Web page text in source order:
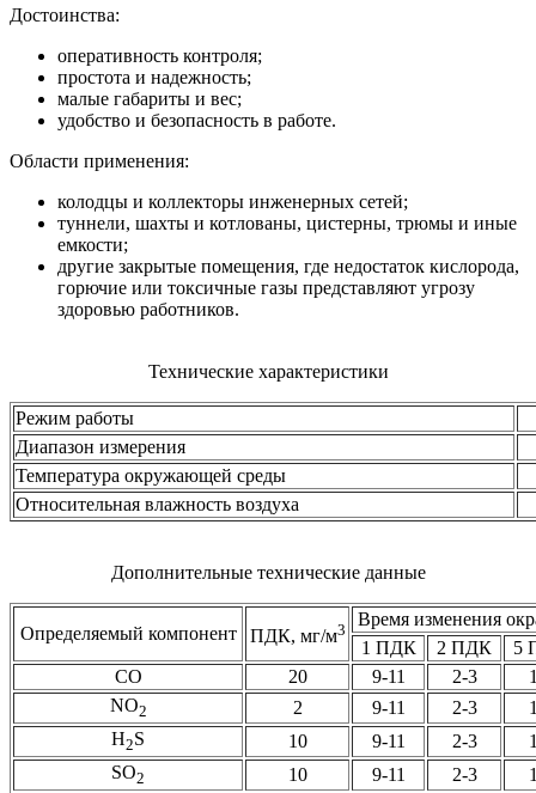
Достоинства:
оперативность контроля;
простота и надежность;
малые габариты и вес;
удобство и безопасность в работе.
Области применения:
колодцы и коллекторы инженерных сетей;
туннели, шахты и котлованы, цистерны, трюмы и иные
емкости;
другие закрытые помещения, где недостаток кислорода,
горючие или токсичные газы представляют угрозу
здоровью работников.
Технические характеристики
Режим работы
Диапазон измерения
Температура окружающей среды
Относительная влажность воздуха
Дополнительные технические данные
Определяемый компонент ПДК, мг/м3
Время изменения
1 ПДК
2 ПДК
5
CO
20 9-11 2-3
NO2 2 9-11 2-3
H2S 10 9-11 2-3
SO2 10 9-11 2-3